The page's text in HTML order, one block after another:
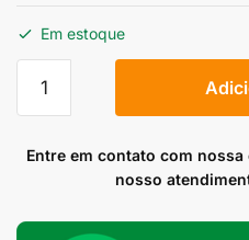
Em estoque
pequeno
beep
Entre em contato com
nosso